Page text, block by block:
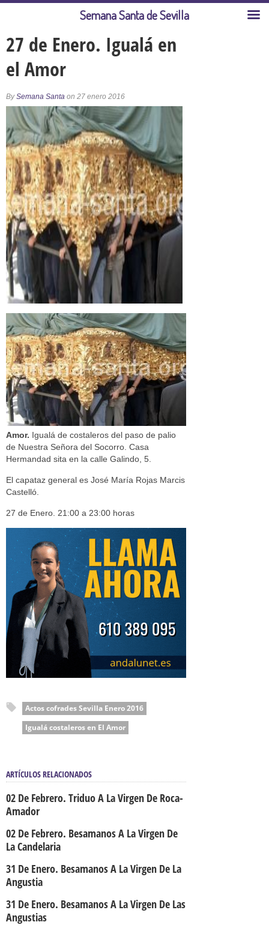
27 de Enero. Igualá en
el Amor
BySemana Santa on 27 enero 2016
Amor. Igualá de costaleros del paso de palio
de Nuestra Señora del Socorro. Casa
Hermandad sita en la calle Galindo, 5.
El capataz general es José María Rojas Marcis
Castelló.
27 de Enero. 21:00 a 23:00 horas
Actos cofrades Sevilla Enero 2016
Igualá costaleros en El Amor
ARTÍCULOS RELACIONADOS
02 De Febrero. Triduo A La Virgen De Roca-
Amador
02 De Febrero. Besamanos A La Virgen De
La Candelaria
31 De Enero. Besamanos A La Virgen De La
Angustia
31 De Enero. Besamanos A La Virgen De Las
Angustias
Semana Santa de Sevilla